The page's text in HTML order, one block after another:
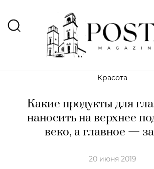
Красота
Какие продукты для
наносить на верхнее
веко, а главное —
20 июня 2019